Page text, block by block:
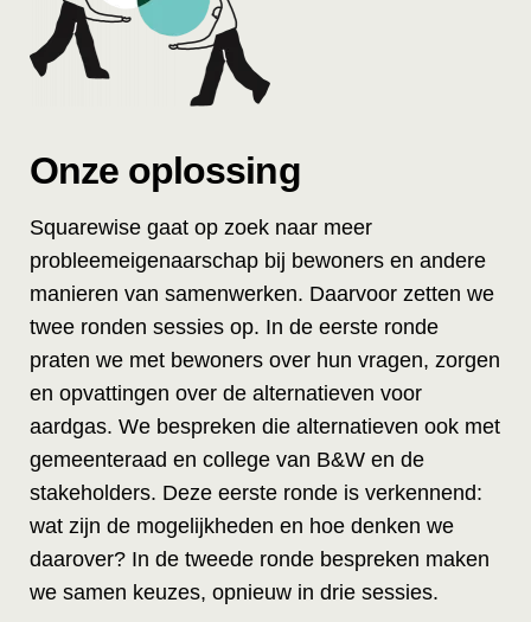
Onze oplossing
Squarewise gaat op zoek naar meer
probleemeigenaarschap bij bewoners en andere
manieren van samenwerken. Daarvoor zetten we
twee ronden sessies op. In de eerste ronde
praten we met bewoners over hun vragen, zorgen
en opvattingen over de alternatieven voor
aardgas. We bespreken die alternatieven ook met
gemeenteraad en college van B&W en de
stakeholders. Deze eerste ronde is verkennend:
wat zijn de mogelijkheden en hoe denken we
daarover? In de tweede ronde bespreken maken
we samen keuzes, opnieuw in drie sessies.